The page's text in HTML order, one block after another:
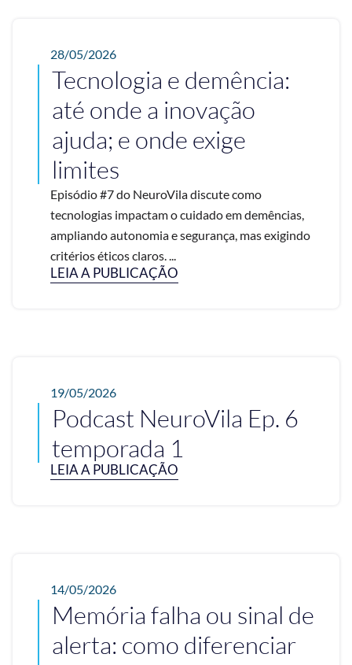
28/05/2026
Tecnologia e demência:
até onde a inovação
ajuda; e onde exige
limites
Episódio #7 do NeuroVila discute como
tecnologias impactam o cuidado em demências,
ampliando autonomia e segurança, mas exigindo
critérios éticos claros. ...
LEIA A PUBLICAÇÃO
19/05/2026
Podcast NeuroVila Ep. 6
temporada 1
LEIA A PUBLICAÇÃO
14/05/2026
Memória falha ou sinal de
alerta: como diferenciar